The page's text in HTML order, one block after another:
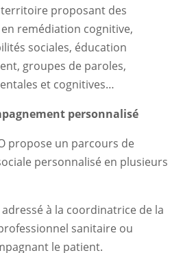
proposant des
remédiation cognitive,
sociales, éducation
groupes de paroles,
et cognitives…
personnalisé
propose un parcours de
personnalisé en plusieurs
à la coordinatrice de la
sanitaire ou
le patient.